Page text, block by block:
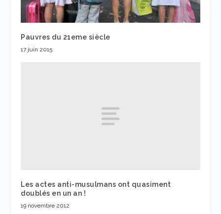
Pauvres du 21eme siècle
17 juin 2015
Les actes anti-musulmans ont quasiment
doublés en un an !
19 novembre 2012